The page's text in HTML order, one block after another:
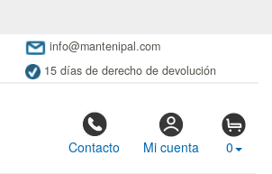
info@mantenipal.com
15 días de derecho de devolución
Contacto Mi cuenta 0